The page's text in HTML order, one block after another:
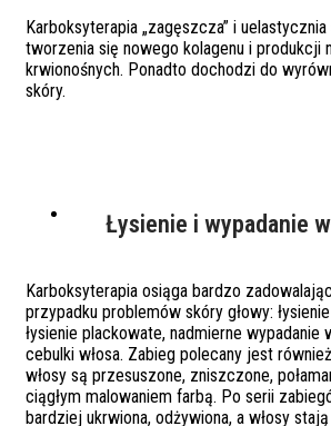
Karboksyterapia „zagęszcza” i
tworzenia się nowego kolagenu i produkcji
krwionośnych. Ponadto dochodzi do
skóry.
Łysienie i wypadanie
Karboksyterapia osiąga bardzo
przypadku problemów skóry głowy:
łysienie plackowate, nadmierne wypadanie
cebulki włosa. Zabieg polecany jest
włosy są przesuszone, zniszczone,
ciągłym malowaniem farbą. Po serii
bardziej ukrwiona, odżywiona, a włosy